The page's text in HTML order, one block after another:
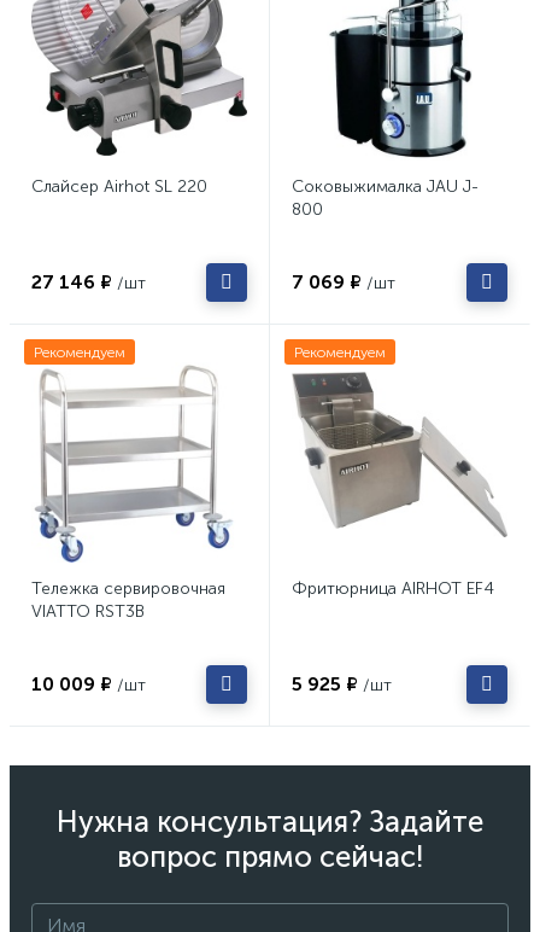
Слайсер Airhot SL 220
27 146 ₽ /шт
Соковыжималка JAU J-
800
7 069 ₽ /шт
Рекомендуем
Тележка сервировочная
VIATTO RST3B
10 009 ₽ /шт
Рекомендуем
Фритюрница AIRHOT EF4
5 925 ₽ /шт
Нужна консультация? Задайте
вопрос прямо сейчас!